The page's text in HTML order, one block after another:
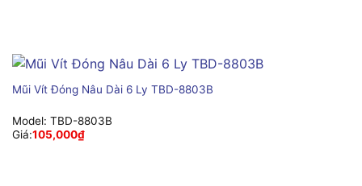
Mũi Vít Đóng Nâu Dài 6 Ly TBD-8803B
Model: TBD-8803B
Giá:105,000₫